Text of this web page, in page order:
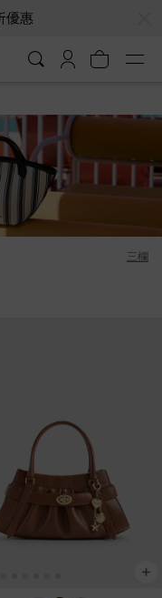
優惠
優惠
三欄